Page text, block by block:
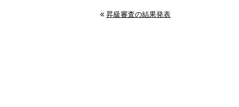
« 昇級審査の結果発表